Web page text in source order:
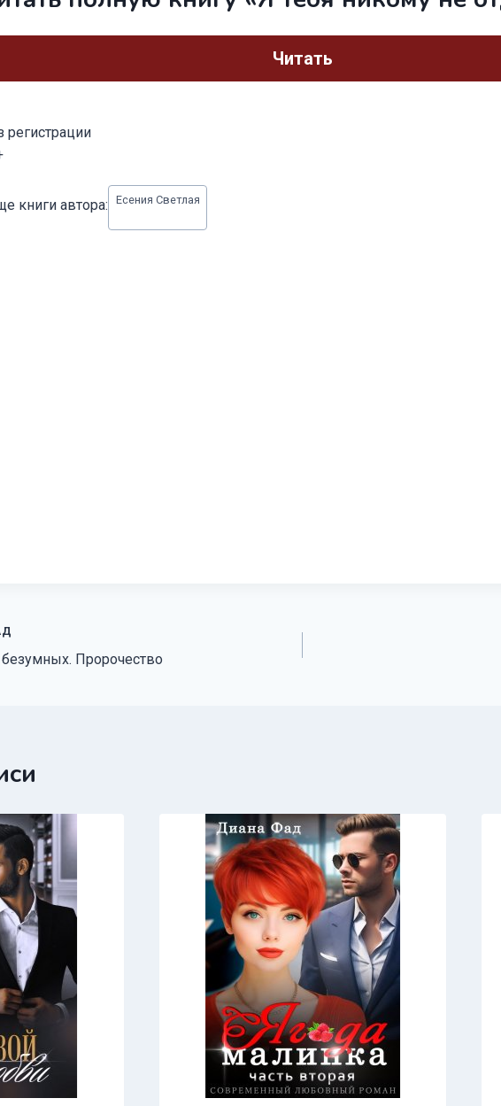
Читать
регистрации
книги автора: Есения Светлая
Пророчество